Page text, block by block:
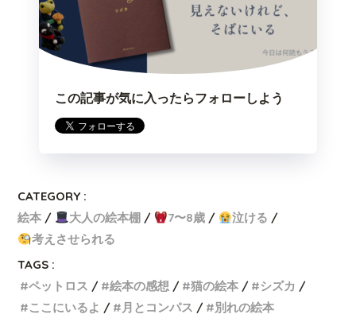
この記事が気に入ったらフォローしよう
CATEGORY :
絵本
大人の絵本棚 7〜8歳
泣ける
考えさせられる
TAGS :
ペットロス
絵本の感想 猫の絵本
シズカ
ここにいるよ
月とコンパス 別れの絵本